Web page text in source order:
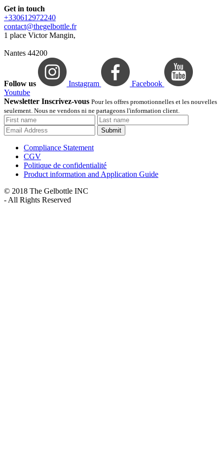
Get in touch
+330612972240
contact@thegelbottle.fr
1 place Victor Mangin,
Nantes 44200
Follow us Instagram
Facebook
Youtube
Newsletter Inscrivez-vous Pour les offres promotionnelles et les nouvelles
seulement. Nous ne vendons ni ne partageons l'information client.
Submit
Compliance Statement
CGV
Politique de confidentialité
Product information and Application Guide
© 2018 The Gelbottle INC
- All Rights Reserved